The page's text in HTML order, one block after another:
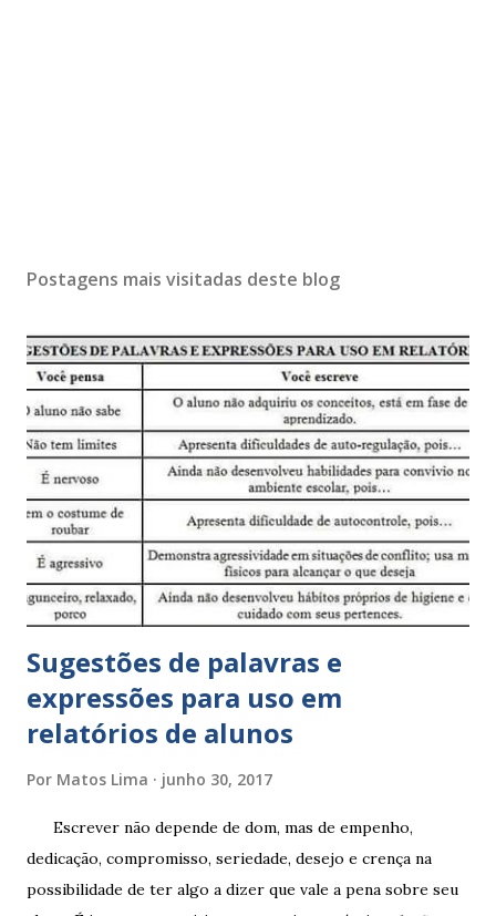
Postagens mais visitadas deste blog
Sugestões de palavras e
expressões para uso em
relatórios de alunos
Por Matos Lima junho 30, 2017
Escrever não depende de dom, mas de empenho,
dedicação, compromisso, seriedade, desejo e crença na
possibilidade de ter algo a dizer que vale a pena sobre seu